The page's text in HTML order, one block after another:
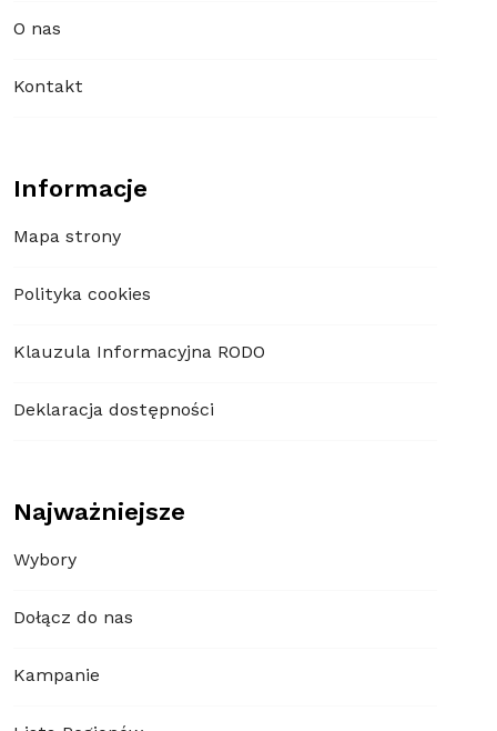
O nas
Kontakt
Informacje
Mapa strony
Polityka cookies
Klauzula Informacyjna RODO
Deklaracja dostępności
Najważniejsze
Wybory
Dołącz do nas
Kampanie